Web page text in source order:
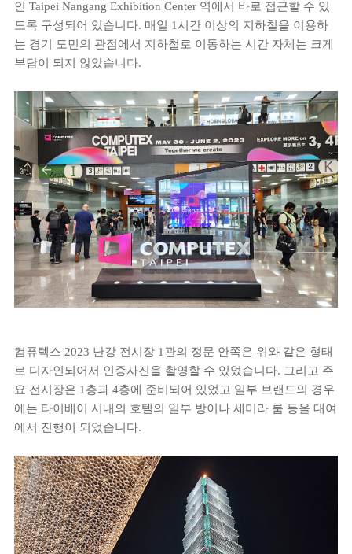
인 Taipei Nangang Exhibition Center 역에서 바로 접근할 수 있
도록 구성되어 있습니다. 매일 1시간 이상의 지하철을 이용하
는 경기 도민의 관점에서 지하철로 이동하는 시간 자체는 크게
부담이 되지 않았습니다.
컴퓨텍스 2023 난강 전시장 1관의 정문 안쪽은 위와 같은 형태
로 디자인되어서 인증사진을 촬영할 수 있었습니다. 그리고 주
요 전시장은 1층과 4층에 준비되어 있었고 일부 브랜드의 경우
에는 타이베이 시내의 호텔의 일부 방이나 세미라 룸 등을 대여
에서 진행이 되었습니다.